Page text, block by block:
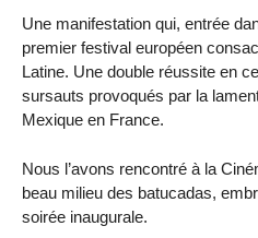
Une manifestation qui, entrée
premier festival européen
Latine. Une double réussite en
sursauts provoqués par la
Mexique en France.
Nous l’avons rencontré à la
beau milieu des batucadas,
soirée inaugurale.